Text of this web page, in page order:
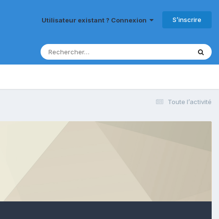
Utilisateur existant ? Connexion S’inscrire
Toute l’activité